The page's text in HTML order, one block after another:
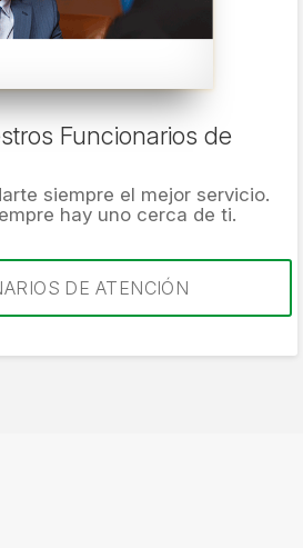
Funcionarios de
siempre el mejor servicio.
hay uno cerca de ti.
DE ATENCIÓN